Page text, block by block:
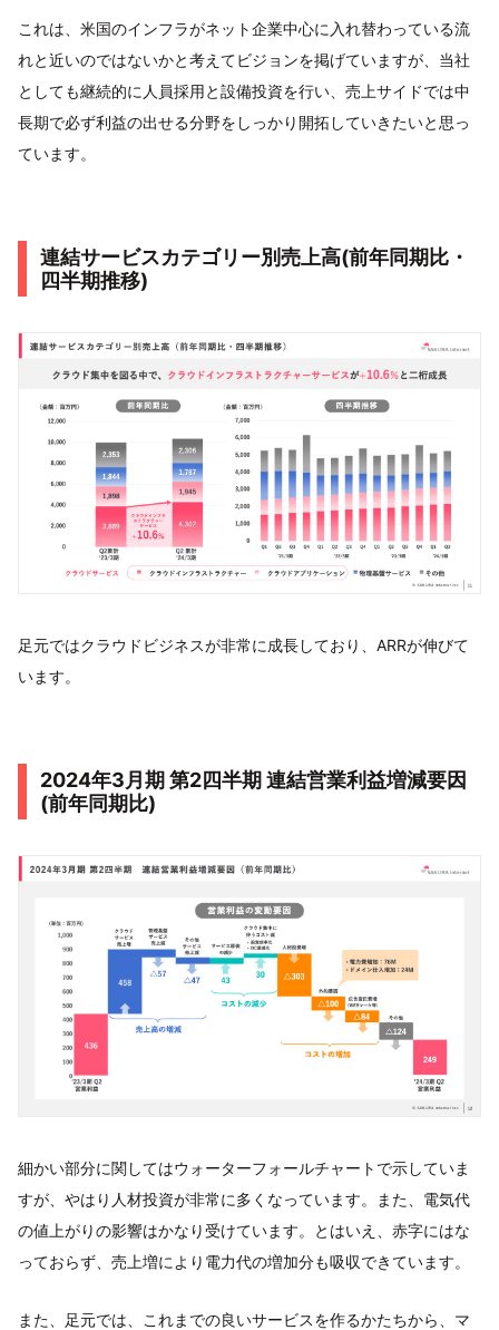
これは、米国のインフラがネット企業中心に入れ替わっている流
れと近いのではないかと考えてビジョンを掲げていますが、当社
としても継続的に人員採用と設備投資を行い、売上サイドでは中
長期で必ず利益の出せる分野をしっかり開拓していきたいと思っ
ています。
連結サービスカテゴリー別売上高(前年同期比・
四半期推移)
足元ではクラウドビジネスが非常に成長しており、ARRが伸びて
います。
2024年3月期 第2四半期 連結営業利益増減要因
(前年同期比)
細かい部分に関してはウォーターフォールチャートで示していま
すが、やはり人材投資が非常に多くなっています。また、電気代
の値上がりの影響はかなり受けています。とはいえ、赤字にはな
っておらず、売上増により電力代の増加分も吸収できています。
また、足元では、これまでの良いサービスを作るかたちから、マ